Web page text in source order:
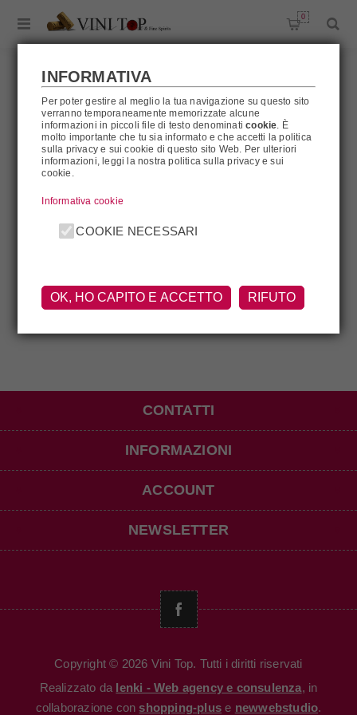
0
BISOL
CONTATTI
INFORMAZIONI
ACCOUNT
NEWSLETTER
Copyright © 2026 Vini Top. Tutti i diritti riservati
Realizzato da Ienki - Web agency e consulenza, in
collaborazione con shopping-plus e newwebstudio.
INFORMATIVA
Per poter gestire al meglio la tua navigazione su questo sito
verranno temporaneamente memorizzate alcune
informazioni in piccoli file di testo denominaticookie. È
molto importante che tu sia informato e che accetti la politica
sulla privacy e sui cookie di questo sito Web. Per ulteriori
informazioni, leggi la nostra politica sulla privacy e sui
cookie.
Informativa cookie
COOKIE NECESSARI
OK, HO CAPITO E ACCETTO RIFUTO